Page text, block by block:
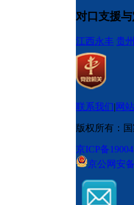
对口支援
江西永丰 贵
联系我们|网
版权所有：
京ICP备
京公网安